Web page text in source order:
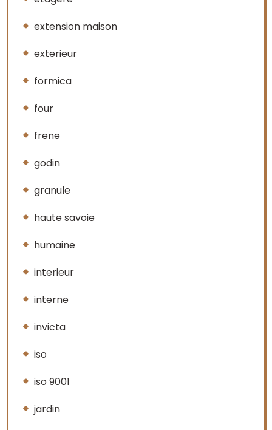
extension maison
exterieur
formica
four
frene
godin
granule
haute savoie
humaine
interieur
interne
invicta
iso
iso 9001
jardin